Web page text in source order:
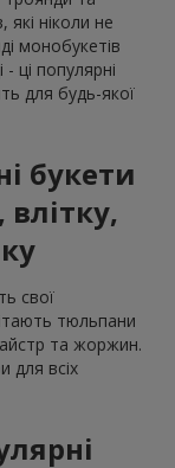
які ніколи не
монобукетів
ці популярні
для будь-якої
букети
свої
тюльпани
та жоржин.
для всіх